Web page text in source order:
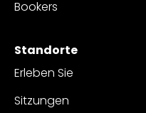
Bookers
Standorte
Erleben Sie
Sitzungen